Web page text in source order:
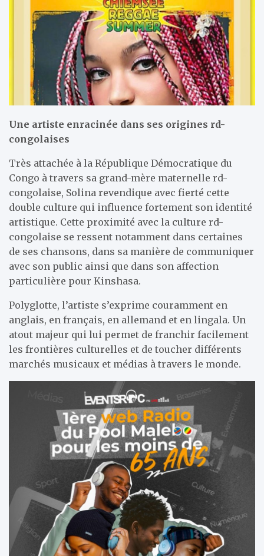
Une artiste enracinée dans ses origines rd-
congolaises
Très attachée à la République Démocratique du
Congo à travers sa grand-mère maternelle rd-
congolaise, Solina revendique avec fierté cette
double culture qui influence fortement son identité
artistique. Cette proximité avec la culture rd-
congolaise se ressent notamment dans certaines
de ses chansons, dans sa manière de communiquer
avec son public ainsi que dans son affection
particulière pour Kinshasa.
Polyglotte, l’artiste s’exprime couramment en
anglais, en français, en allemand et en lingala. Un
atout majeur qui lui permet de franchir facilement
les frontières culturelles et de toucher différents
marchés musicaux et médias à travers le monde.